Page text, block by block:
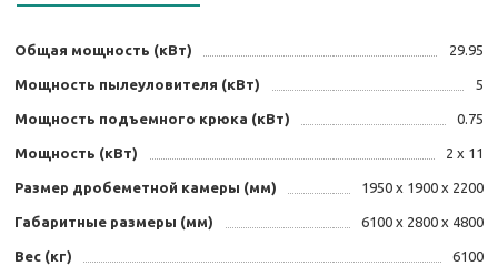
Общая мощность (кВт) 29.95
Мощность пылеуловителя (кВт) 5
Мощность подъемного крюка (кВт) 0.75
Мощность (кВт) 2 x 11
Размер дробеметной камеры (мм) 1950 x 1900 x 2200
Габаритные размеры (мм) 6100 x 2800 x 4800
Вес (кг) 6100